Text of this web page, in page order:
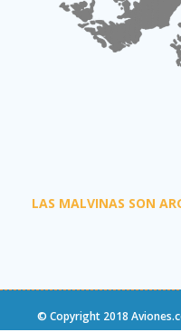
LAS MALVINAS SON
© Copyright 2018